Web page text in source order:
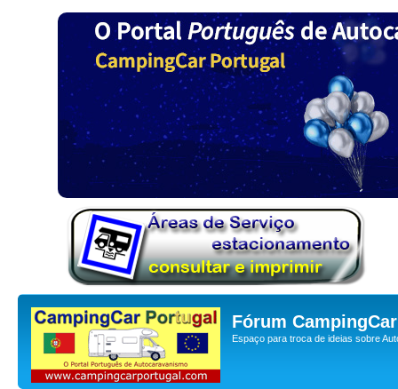
Fórum
Espaço para troca de ideias sobre